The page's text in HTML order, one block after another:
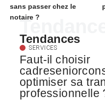
sans passer chez le
notaire ?
Tendances
SERVICES
Faut-il choisir
optimiser sa
professionnelle